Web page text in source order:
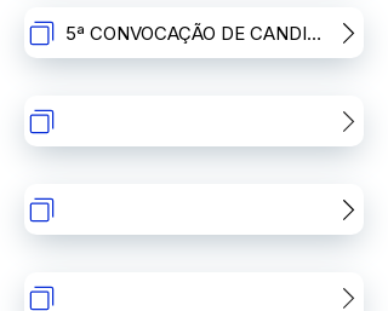
5ª CONVOCAÇÃO DE CANDIDATOS EM SITUAÇÃO DE CLASSIFICADO(A)